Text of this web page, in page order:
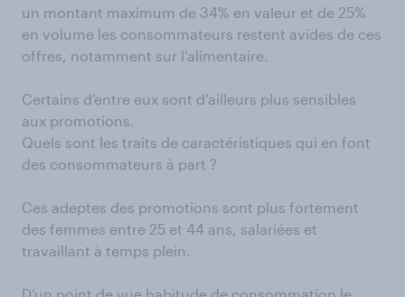
un montant maximum de 34% en valeur et de 25%
en volume les consommateurs restent avides de ces
offres, notamment sur l’alimentaire.
Certains d’entre eux sont d’ailleurs plus sensibles
aux promotions.
Quels sont les traits de caractéristiques qui en font
des consommateurs à part ?
Ces adeptes des promotions sont plus fortement
des femmes entre 25 et 44 ans, salariées et
travaillant à temps plein.